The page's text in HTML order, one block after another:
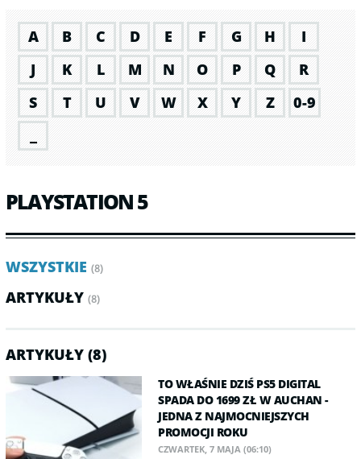
A B C D E F G H
I
J
K L M N O P Q
R
S
T U V W X Y Z
0-9
PLAYSTATION 5
WSZYSTKIE (8)
ARTYKUŁY (8)
ARTYKUŁY (8)
TO WŁAŚNIE DZIŚ PS5 DIGITAL
SPADA DO 1699 ZŁ W AUCHAN -
JEDNA Z NAJMOCNIEJSZYCH
PROMOCJI ROKU
CZWARTEK, 7 MAJA (06:10)